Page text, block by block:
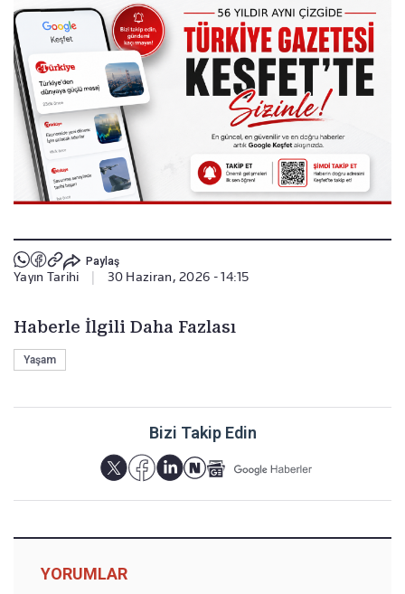
Paylaş
Yayın Tarihi 30 Haziran, 2026 - 14:15
Haberle İlgili Daha Fazlası
Yaşam
Bizi Takip Edin
YORUMLAR